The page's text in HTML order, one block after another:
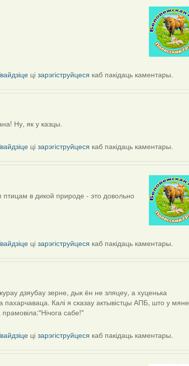
цізарэгіструйцеся каб пакідаць каментары.
Ну, як у казцы.
цізарэгіструйцеся каб пакідаць каментары.
в дикой природе - это довольно
цізарэгіструйцеся каб пакідаць каментары.
дзяубау зерне, дык ён не зляцеу, а хуценька
пахарчаваца. Калі я сказау актывістцы АПБ, што у мяне
сабе!"
цізарэгіструйцеся каб пакідаць каментары.